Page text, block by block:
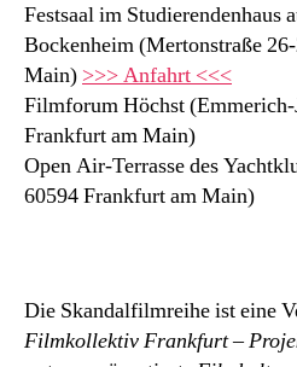
Festsaal im Studierendenhaus
Bockenheim (Mertonstraße
Main) >>> Anfahrt <<<
Filmforum Höchst (Emmerich-
Frankfurt am Main)
Open Air-Terrasse des
60594 Frankfurt am Main)
Die Skandalfilmreihe ist eine
Filmkollektiv Frankfurt –